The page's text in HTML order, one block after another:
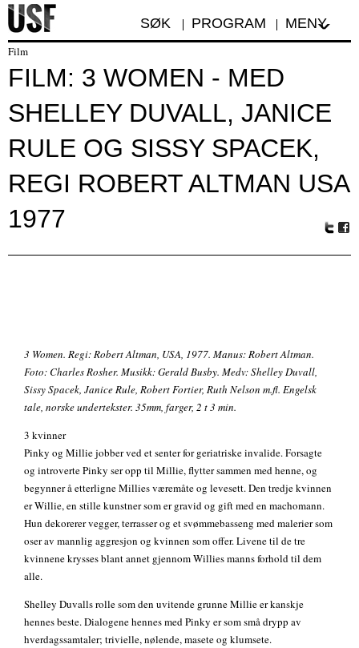
SØK PROGRAM MENY
Film
FILM: 3 WOMEN - MED
SHELLEY DUVALL, JANICE
RULE OG SISSY SPACEK,
REGI ROBERT ALTMAN USA
1977
3 Women. Regi: Robert Altman, USA, 1977. Manus: Robert Altman.
Foto: Charles Rosher. Musikk: Gerald Busby. Medv: Shelley Duvall,
Sissy Spacek, Janice Rule, Robert Fortier, Ruth Nelson m.fl. Engelsk
tale, norske undertekster. 35mm, farger, 2 t 3 min.
3 kvinner
Pinky og Millie jobber ved et senter for geriatriske invalide. Forsagte
og introverte Pinky ser opp til Millie, flytter sammen med henne, og
begynner å etterligne Millies væremåte og levesett. Den tredje kvinnen
er Willie, en stille kunstner som er gravid og gift med en machomann.
Hun dekorerer vegger, terrasser og et svømmebasseng med malerier som
oser av mannlig aggresjon og kvinnen som offer. Livene til de tre
kvinnene krysses blant annet gjennom Willies manns forhold til dem
alle.
Shelley Duvalls rolle som den uvitende grunne Millie er kanskje
hennes beste. Dialogene hennes med Pinky er som små drypp av
hverdagssamtaler; trivielle, nølende, masete og klumsete.